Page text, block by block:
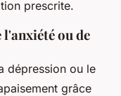
prescrite.
ou de
dépression ou le
grâce